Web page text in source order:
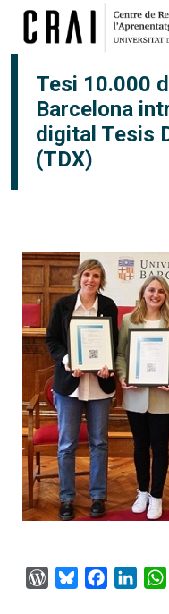
Tesi 10.000
Barcelona
digital Tesis
(TDX)
WordPress
Bluesky